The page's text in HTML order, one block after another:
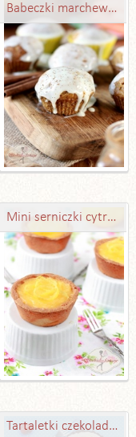
Babeczki marchewkowe
Mini serniczki cytrynowe
Tartaletki czekoladowe